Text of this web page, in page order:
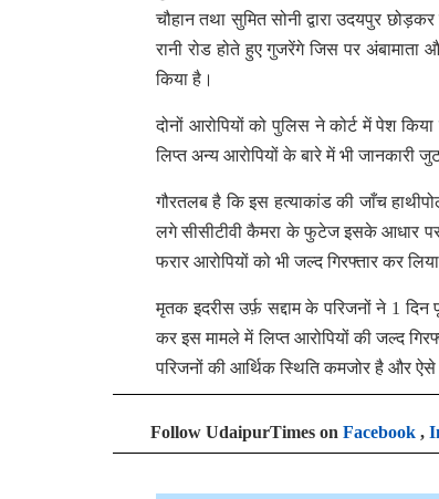
चौहान तथा सुमित सोनी द्वारा उदयपुर
रानी रोड होते हुए गुजरेंगे जिस पर अंबामाता
किया है।
दोनों आरोपियों को पुलिस ने कोर्ट में पेश
लिप्त अन्य आरोपियों के बारे में भी जानकारी
गौरतलब है कि इस हत्याकांड की जाँच
लगे सीसीटीवी कैमरा के फुटेज इसके आधार पर
फरार आरोपियों को भी जल्द गिरफ्तार कर
मृतक इदरीस उर्फ़ सद्दाम के परिजनों ने 1
कर इस मामले में लिप्त आरोपियों की जल्द
परिजनों की आर्थिक स्थिति कमजोर है और ऐसे
Follow UdaipurTimes on Facebook ,